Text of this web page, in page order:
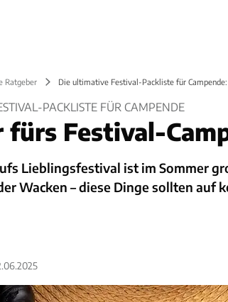
Ratgeber Die ultimative Festival-Packliste für Campende:
PACKLISTE FÜR CAMPENDE
fürs Festival-
Lieblingsfestival ist im Sommer
Wacken – diese Dinge sollten auf